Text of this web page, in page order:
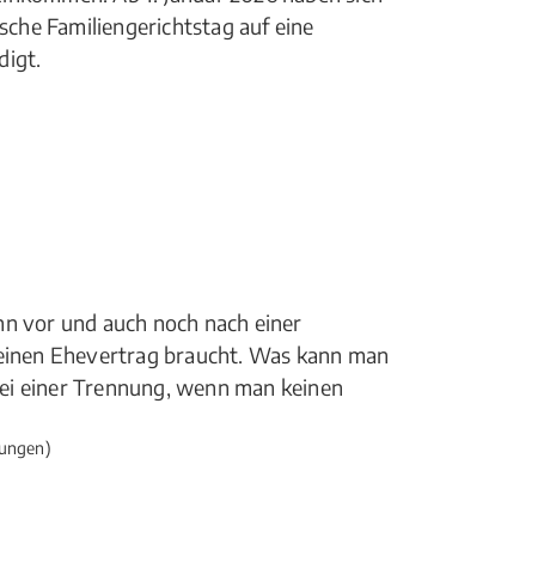
Familiengerichtstag auf eine
vor und auch noch nach einer
Ehevertrag braucht. Was kann man
einer Trennung, wenn man keinen